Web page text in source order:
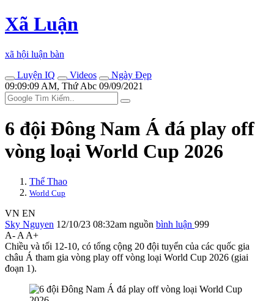
Xã Luận
xã hội luận bàn
Luyện IQ
Videos
Ngày Đẹp
09:09:09 AM, Thứ Abc 09/09/2021
6 đội Đông Nam Á đá play off
vòng loại World Cup 2026
Thể Thao
World Cup
VN EN
Sky Nguyen 12/10/23 08:32am nguồn bình luận 999
A- A A+
Chiều và tối 12-10, có tổng cộng 20 đội tuyển của các quốc gia
châu Á tham gia vòng play off vòng loại World Cup 2026 (giai
đoạn 1).